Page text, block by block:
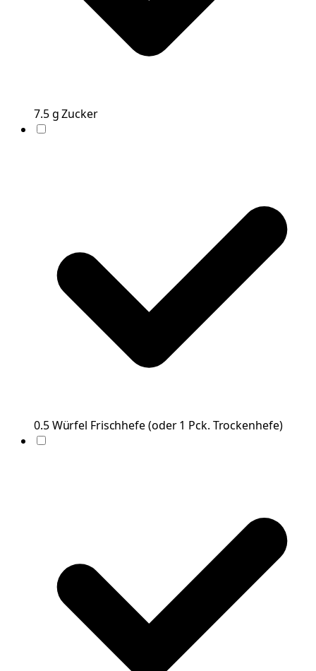
7.5g Zucker
0.5Würfel Frischhefe(oder 1 Pck. Trockenhefe)